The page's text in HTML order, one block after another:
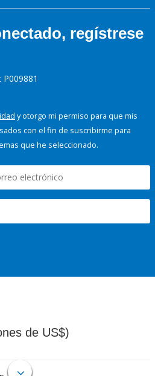
regístrese
y otorgo mi permiso para que mis
con el fin de suscribirme para
que he seleccionado.
de US$)